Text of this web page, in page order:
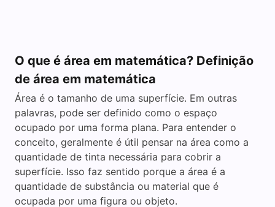
O que é área em matemática? Definição
de área em matemática
Área é o tamanho de uma superfície. Em outras
palavras, pode ser definido como o espaço
ocupado por uma forma plana. Para entender o
conceito, geralmente é útil pensar na área como a
quantidade de tinta necessária para cobrir a
superfície. Isso faz sentido porque a área é a
quantidade de substância ou material que é
ocupada por uma figura ou objeto.